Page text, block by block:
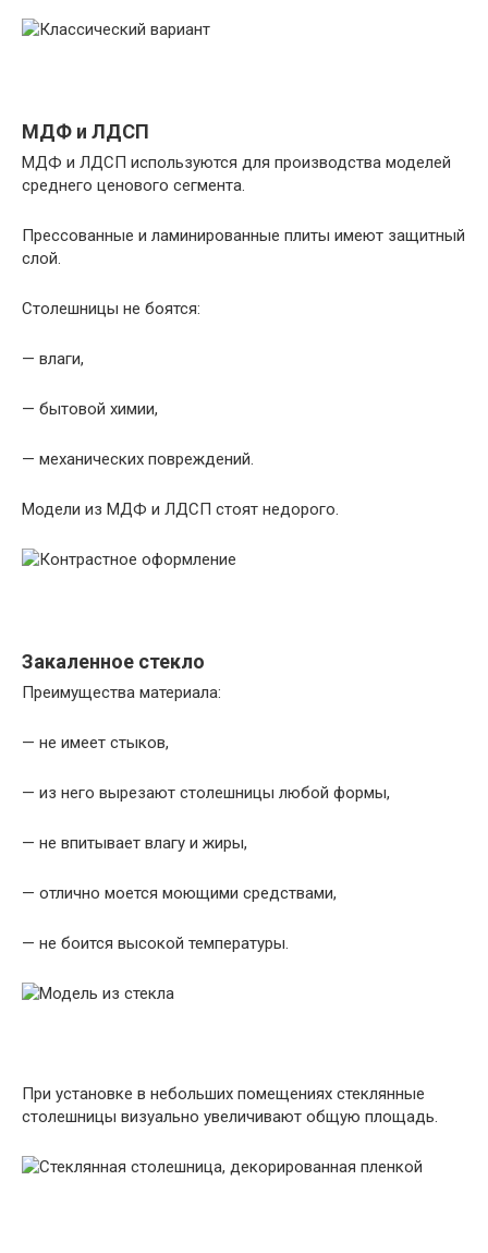
МДФ и ЛДСП
МДФ и ЛДСП используются для производства моделей
среднего ценового сегмента.
Прессованные и ламинированные плиты имеют защитный
слой.
Столешницы не боятся:
— влаги,
— бытовой химии,
— механических повреждений.
Модели из МДФ и ЛДСП стоят недорого.
Закаленное стекло
Преимущества материала:
— не имеет стыков,
— из него вырезают столешницы любой формы,
— не впитывает влагу и жиры,
— отлично моется моющими средствами,
— не боится высокой температуры.
При установке в небольших помещениях стеклянные
столешницы визуально увеличивают общую площадь.